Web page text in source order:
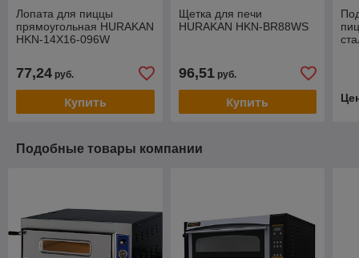
Лопата для пиццы
прямоугольная HURAKAN
HKN-14X16-096W
77,24 руб.
Купить
Щетка для печи
HURAKAN HKN-BR88WS
96,51руб.
Купить
Подобные товары компании